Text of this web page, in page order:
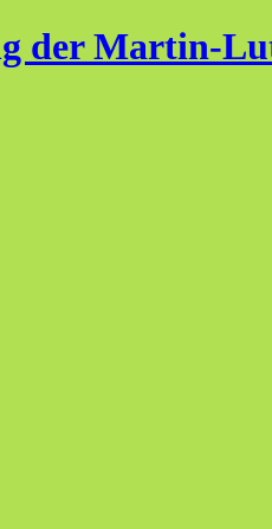
der Martin-